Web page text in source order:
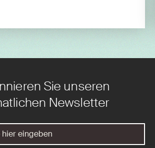
Sie unseren
Newsletter